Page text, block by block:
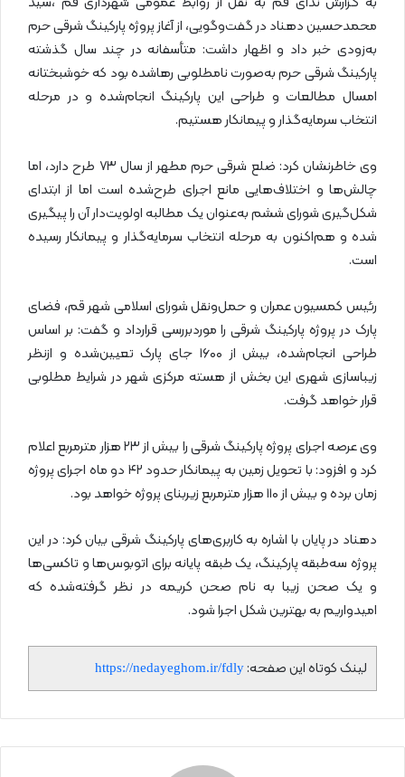
محمدحسین دهناد در گفت‌وگویی، از آغاز پروژه پارکینگ شرقی حرم
به‌زودی خبر داد و اظهار داشت: متأسفانه در چند سال گذشته
پارکینگ شرقی حرم به‌صورت نامطلوبی رهاشده بود که خوشبختانه
امسال مطالعات و طراحی این پارکینگ انجام‌شده و در مرحله
انتخاب سرمایه‌گذار و پیمانکار هستیم.
وی خاطرنشان کرد: ضلع شرقی حرم مطهر از سال ۷۳ طرح دارد، اما
چالش‌ها و اختلاف‌هایی مانع اجرای طرح‌شده است اما از ابتدای
شکل‌گیری شورای ششم به‌عنوان یک مطالبه اولویت‌دار آن را پیگیری
شده و هم‌اکنون به مرحله انتخاب سرمایه‌گذار و پیمانکار رسیده
است.
رئیس کمسیون عمران و حمل‌ونقل شورای اسلامی شهر قم، فضای
پارک در پروژه پارکینگ شرقی را موردبررسی قرارداد و گفت: بر اساس
طراحی انجام‌شده، بیش از ۱۶۰۰ جای پارک تعیین‌شده و ازنظر
زیباسازی شهری این بخش از هسته مرکزی شهر در شرایط مطلوبی
قرار خواهد گرفت.
وی عرصه اجرای پروژه پارکینگ شرقی را بیش از ۲۳ هزار مترمربع اعلام
کرد و افزود: با تحویل زمین به پیمانکار حدود ۴۲ دو ماه اجرای پروژه
زمان برده و بیش از ۱۱۰ هزار مترمربع زیربنای پروژه خواهد بود.
دهناد در پایان با اشاره به کاربری‌های پارکینگ شرقی بیان کرد: در این
پروژه سه‌طبقه پارکینگ، یک طبقه پایانه برای اتوبوس‌ها و تاکسی‌ها
و یک صحن زیبا به نام صحن کریمه در نظر گرفته‌شده که
امیدواریم به بهترین شکل اجرا شود.
لینک کوتاه این صفحه: https://nedayeghom.ir/fdly